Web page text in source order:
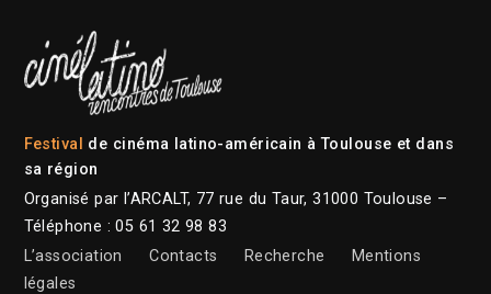
Festival de cinéma latino-américain à Toulouse et dans
sa région
Organisé par l’ARCALT, 77 rue du Taur, 31000 Toulouse –
Téléphone : 05 61 32 98 83
L’association
Contacts Recherche
Mentions
légales